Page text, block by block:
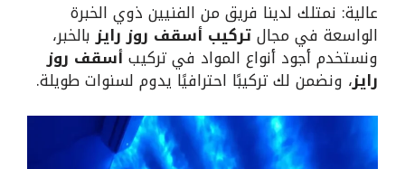
عالية: نمتلك لدينا فريق من الفنيين ذوي الخبرة
الواسعة في مجالتركيب أسقف روز رايزبالخبر،
ونستخدم أجود أنواع المواد في تركيبأسقف روز
رايز، ونضمن لك تركيبًا احترافيًا يدوم لسنوات طويلة.